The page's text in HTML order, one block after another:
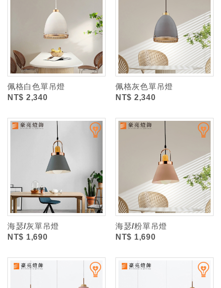
佩格白色單吊燈
NT$ 2,340
佩格灰色單吊燈
NT$ 2,340
海瑟/灰單吊燈
NT$ 1,690
海瑟/粉單吊燈
NT$ 1,690